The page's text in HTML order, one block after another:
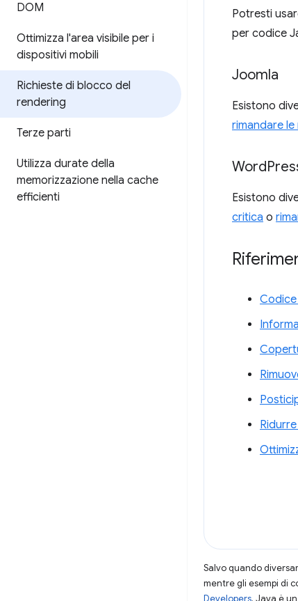
DOM
Ottimizza l'area visibile per i
dispositivi mobili
Richieste di blocco del
rendering
Terze parti
Utilizza durate della
memorizzazione nella cache
efficienti
Potresti
per codice
Joomla
Esistono
rimandare
Word
Esistono
critica o
Salvo quando
mentre gli esempi di
Developers. Java è